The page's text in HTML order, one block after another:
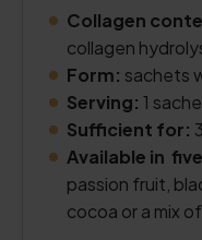
Collagen
collagen
Form: sachets
Serving: 1
Sufficient for:
Available in
passion fruit,
cocoa or a mix